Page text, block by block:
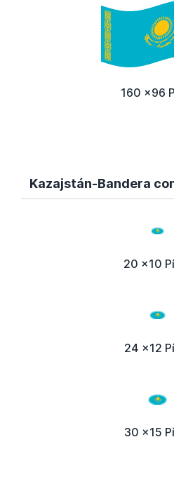
160 x96
Kazajstán-Bandera
20 x10
24 x12
30 x15